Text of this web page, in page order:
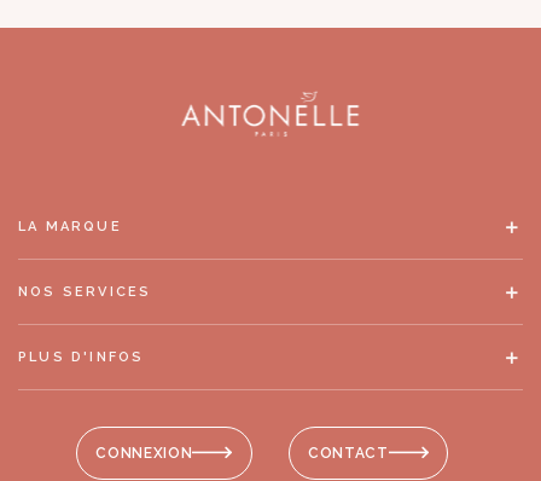
CONNEXION CONTACT
LA MARQUE
NOS SERVICES
PLUS D'INFOS